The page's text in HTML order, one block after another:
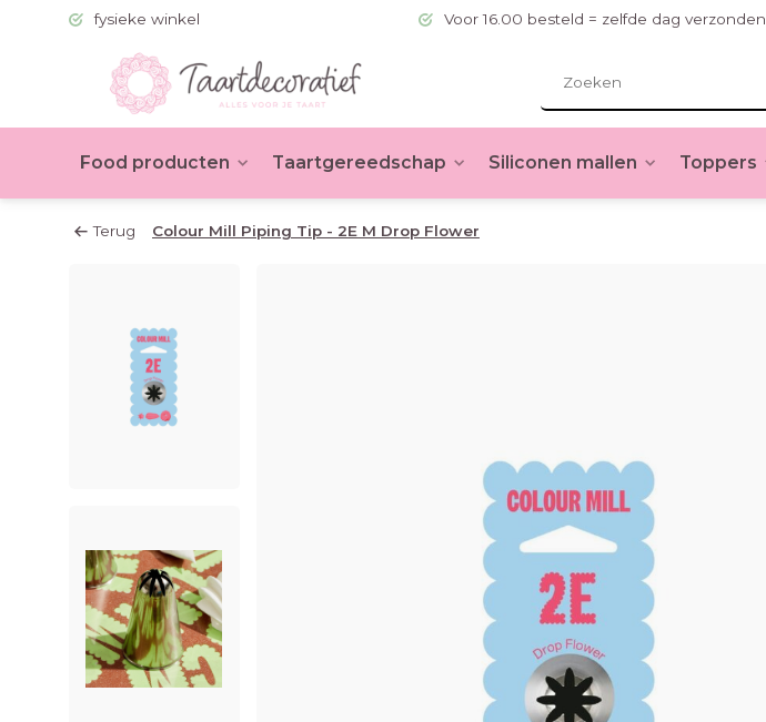
fysieke winkel Voor 16.00 besteld = zelfde dag verzonden
Food producten Taartgereedschap Siliconen mallen Toppers
Terug Colour Mill Piping Tip - 2E M Drop Flower